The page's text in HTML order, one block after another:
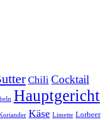
Chili Cocktail
Hauptgericht
Käse Limette Lorbeer